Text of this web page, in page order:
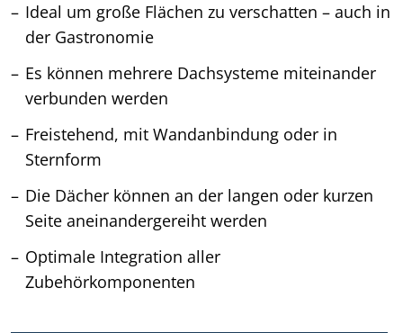
Ideal um große Flächen zu verschatten – auch in
der Gastronomie
Es können mehrere Dachsysteme miteinander
verbunden werden
Freistehend, mit Wandanbindung oder in
Sternform
Die Dächer können an der langen oder kurzen
Seite aneinandergereiht werden
Optimale Integration aller
Zubehörkomponenten